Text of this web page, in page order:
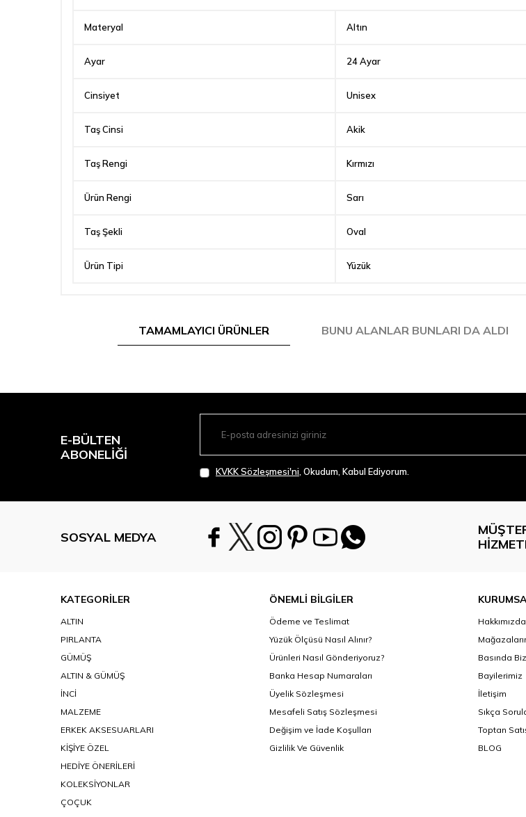
Materyal Altın
Ayar 24 Ayar
Cinsiyet Unisex
Taş Cinsi Akik
Taş Rengi Kırmızı
Ürün Rengi Sarı
Taş Şekli Oval
Ürün Tipi Yüzük
TAMAMLAYICI ÜRÜNLER BUNU ALANLAR BUNLARI DA ALDI
E-BÜLTEN
ABONELIĞI
KVKK Sözleşmesi'ni , Okudum, Kabul Ediyorum.
SOSYAL MEDYA
KATEGORİLER
ALTIN
PIRLANTA
GÜMÜŞ
ALTIN & GÜMÜŞ
İNCİ
MALZEME
ERKEK AKSESUARLARI
KİŞİYE ÖZEL
HEDİYE ÖNERİLERİ
KOLEKSİYONLAR
ÇOÇUK
ÖNEMLİ BİLGİLER
Ödeme ve Teslimat
Yüzük Ölçüsü Nasıl Alınır?
Ürünleri Nasıl Gönderiyoruz?
Banka Hesap Numaraları
Üyelik Sözleşmesi
Mesafeli Satış Sözleşmesi
Değişim ve İade Koşulları
Gizlilik Ve Güvenlik
Hakkımızda
Basında Biz
Bayilerimiz
İletişim
Sıkça
Toptan
BLOG